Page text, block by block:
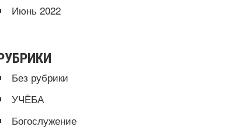
Июнь 2022
Без рубрики
УЧЁБА
Богослужение